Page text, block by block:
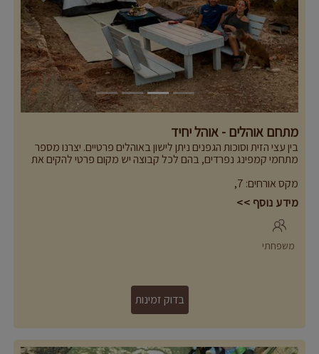
מתחם אוהלים - אוהל יחיד
בין עצי הזית וסוכות הגפנים ניתן לישון באוהלים פרטיים. יצרנו מספר
מתחמי קמפינג נפרדים, בהם לכל קבוצה יש מקום פרטי להקים את
אלו על מנת להבטיח שתוכלו להנות מפרטיות ומרגע של נחת בפינה
מה במקום:
- מתאים ללינה של 4-100 אורחים
-מחצלות, מזרונים וכריות, מצעים ושמיכות (מצעים ושמיכות בתוספת
תשלום)
מקס אורחים:
7
,
מידע נוסף >>
משפחתי